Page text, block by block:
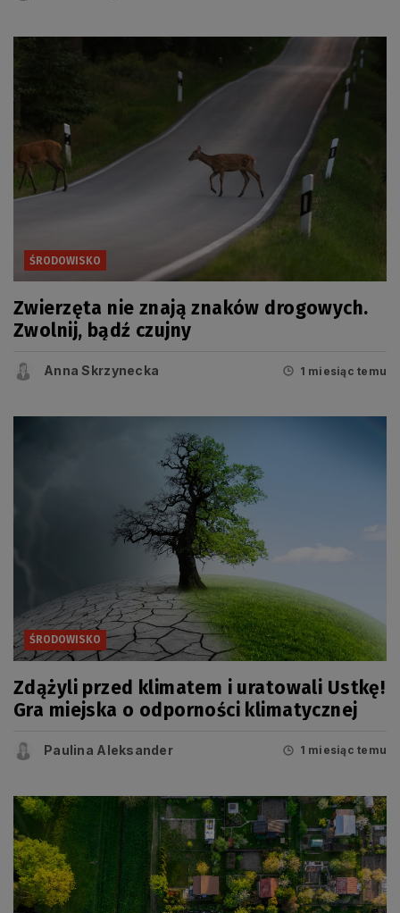
ŚRODOWISKO
Zwierzęta nie znają znaków drogowych.
Zwolnij, bądź czujny
Anna Skrzynecka 1 miesiąc temu
ŚRODOWISKO
Zdążyli przed klimatem i uratowali Ustkę!
Gra miejska o odporności klimatycznej
Paulina Aleksander 1 miesiąc temu